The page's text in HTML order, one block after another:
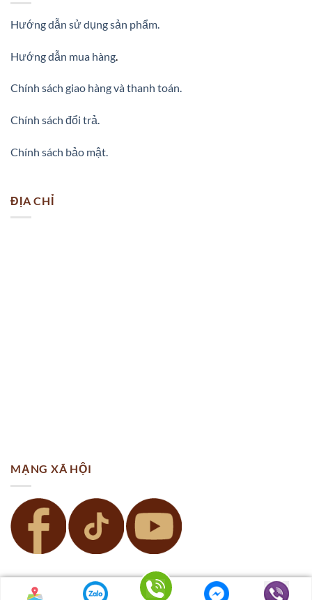
Hướng dẫn sử dụng sản phẩm.
Hướng dẫn mua hàng
Chính sách giao hàng và thanh toán.
Chính sách đổi trả.
Chính sách bảo mật.
ĐỊA CHỈ
MẠNG XÃ HỘI